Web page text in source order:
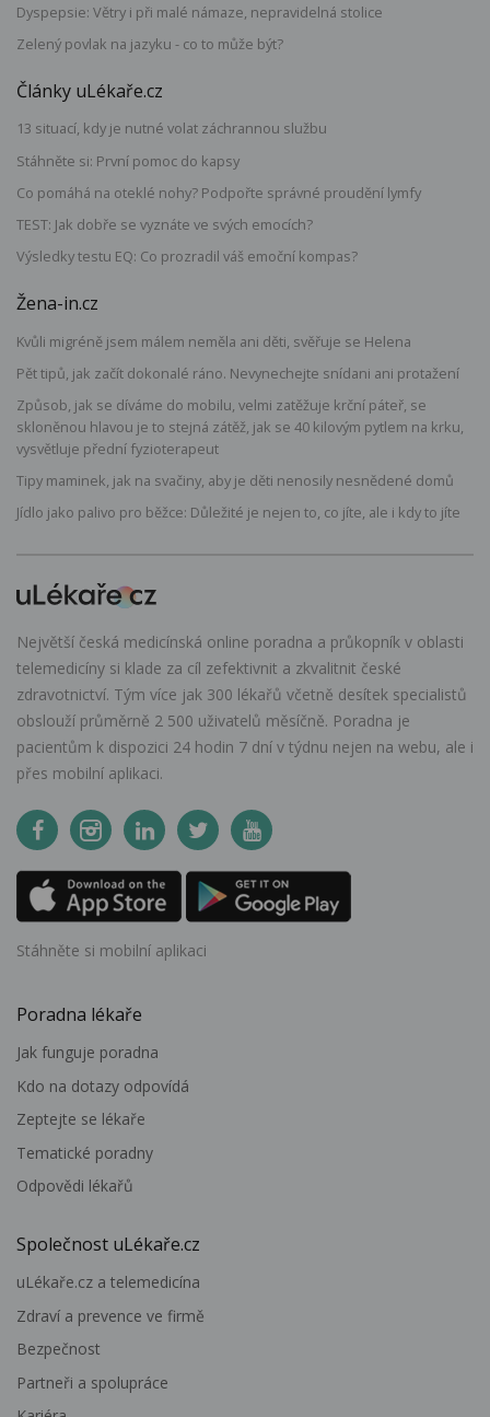
Dyspepsie: Větry i při malé námaze, nepravidelná stolice
Zelený povlak na jazyku - co to může být?
Články uLékaře.cz
13 situací, kdy je nutné volat záchrannou službu
Stáhněte si: První pomoc do kapsy
Co pomáhá na oteklé nohy? Podpořte správné proudění lymfy
TEST: Jak dobře se vyznáte ve svých emocích?
Výsledky testu EQ: Co prozradil váš emoční kompas?
Žena-in.cz
Kvůli migréně jsem málem neměla ani děti, svěřuje se Helena
Pět tipů, jak začít dokonalé ráno. Nevynechejte snídani ani protažení
Způsob, jak se díváme do mobilu, velmi zatěžuje krční páteř, se
skloněnou hlavou je to stejná zátěž, jak se 40 kilovým pytlem na krku,
vysvětluje přední fyzioterapeut
Tipy maminek, jak na svačiny, aby je děti nenosily nesnědené domů
Jídlo jako palivo pro běžce: Důležité je nejen to, co jíte, ale i kdy to jíte
Největší česká medicínská online poradna a průkopník v oblasti
telemedicíny si klade za cíl zefektivnit a zkvalitnit české
zdravotnictví. Tým více jak 300 lékařů včetně desítek specialistů
obslouží průměrně 2 500 uživatelů měsíčně. Poradna je
pacientům k dispozici 24 hodin 7 dní v týdnu nejen na webu, ale i
přes mobilní aplikaci.
Stáhněte si mobilní aplikaci
Poradna lékaře
Jak funguje poradna
Kdo na dotazy odpovídá
Zeptejte se lékaře
Tematické poradny
Odpovědi lékařů
Společnost uLékaře.cz
uLékaře.cz a telemedicína
Zdraví a prevence ve firmě
Bezpečnost
Partneři a spolupráce